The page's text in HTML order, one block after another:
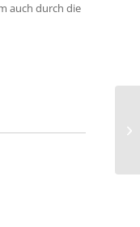
auch durch die